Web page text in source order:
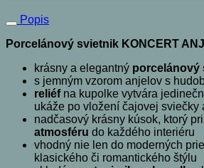
Popis
Porcelánový svietnik KONCERT
krásny a elegantný porcelánový
s jemným vzorom anjelov s
reliéfna kupolke vytvára
ukáže po vložení čajovej sviečky
nadčasový krásny kúsok, ktorý
atmosféru do každého interiéru
vhodný nie len do moderných
klasického či romantického štýlu